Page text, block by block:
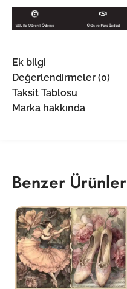
Ek bilgi
Değerlendirmeler (0)
Taksit Tablosu
Marka hakkında
Benzer Ürünler